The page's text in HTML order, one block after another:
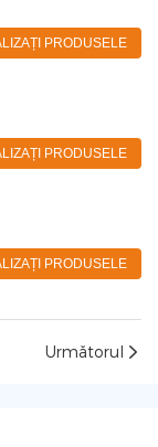
PRODUSELE
PRODUSELE
PRODUSELE
Următorul